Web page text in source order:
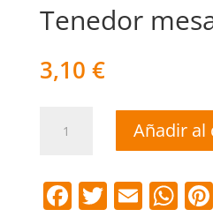
Tenedor
3,10 €
mesa
Añadir al
F T E W